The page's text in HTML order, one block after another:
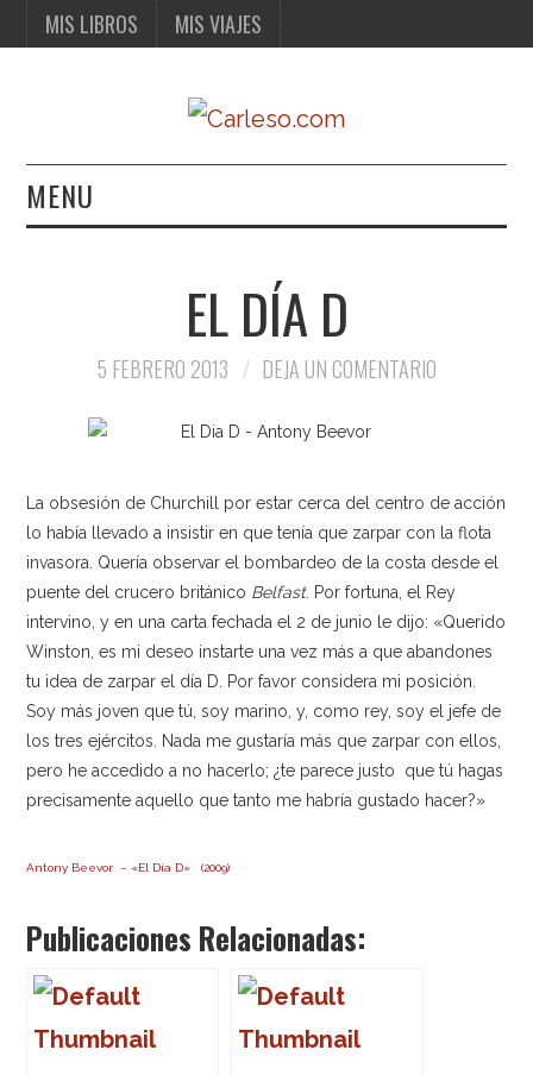
MIS LIBROS MIS VIAJES
MENU
EL DÍA D
5 FEBRERO 2013 DEJA UN COMENTARIO
La obsesión de Churchill por estar cerca del centro de acción
lo había llevado a insistir en que tenía que zarpar con la flota
invasora. Quería observar el bombardeo de la costa desde el
puente del crucero británico Belfast. Por fortuna, el Rey
intervino, y en una carta fechada el 2 de junio le dijo: «Querido
Winston, es mi deseo instarte una vez más a que abandones
tu idea de zarpar el día D. Por favor considera mi posición.
Soy más joven que tú, soy marino, y, como rey, soy el jefe de
los tres ejércitos. Nada me gustaría más que zarpar con ellos,
pero he accedido a no hacerlo; ¿te parece justo que tú hagas
precisamente aquello que tanto me habría gustado hacer?»
Antony Beevor – «El Día D» (2009)
Publicaciones Relacionadas: